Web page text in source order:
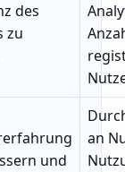
des
zu
und
an